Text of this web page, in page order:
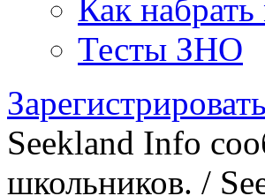
Как
Тесты ЗНО
Seekland Info
школьников. /